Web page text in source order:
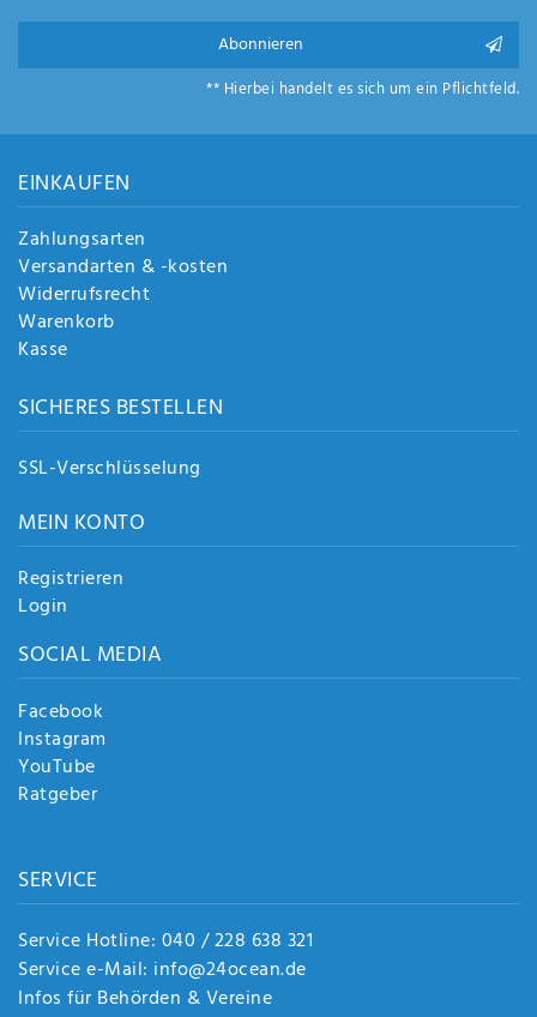
Abonnieren
** Hierbei handelt es sich um ein Pflichtfeld.
EINKAUFEN
Zahlungsarten
Versandarten & -kosten
Widerrufsrecht
Warenkorb
Kasse
SICHERES BESTELLEN
SSL-Verschlüsselung
MEIN KONTO
Registrieren
Login
SOCIAL MEDIA
Facebook
Instagram
YouTube
Ratgeber
SERVICE
Service Hotline: 040 / 228 638 321
Service e-Mail: info@24ocean.de
Infos für Behörden & Vereine